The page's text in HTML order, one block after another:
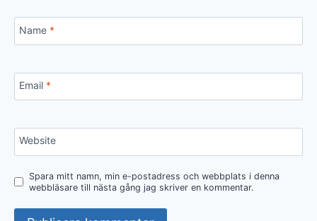
Name *
Email *
Website
Spara mitt namn, min e-postadress och webbplats i denna
webbläsare till nästa gång jag skriver en kommentar.